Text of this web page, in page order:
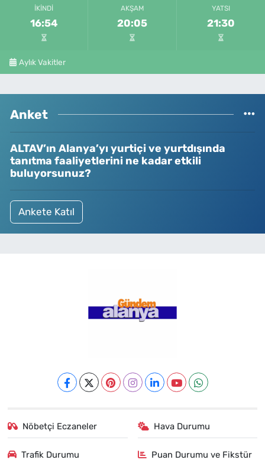
İKINDI
16:54
AKŞAM
20:05
YATSI
21:30
Aylık Vakitler
Anket
ALTAV’ın Alanya’yı yurtiçi ve yurtdışında
tanıtma faaliyetlerini ne kadar etkili
buluyorsunuz?
Ankete Katıl
Nöbetçi Eczaneler Hava Durumu
Trafik Durumu Puan Durumu ve Fikstür